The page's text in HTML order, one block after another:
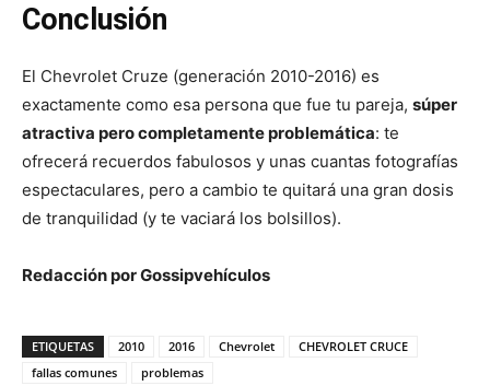
Conclusión
El Chevrolet Cruze (generación 2010-2016) es
exactamente como esa persona que fue tu pareja, súper
atractiva pero completamente problemática: te
ofrecerá recuerdos fabulosos y unas cuantas fotografías
espectaculares, pero a cambio te quitará una gran dosis
de tranquilidad (y te vaciará los bolsillos).
Redacción por Gossipvehículos
ETIQUETAS 2010 2016 Chevrolet
CHEVROLET CRUCE
fallas comunes
problemas